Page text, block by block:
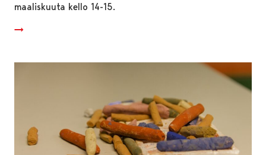
maaliskuuta kello 14-15.